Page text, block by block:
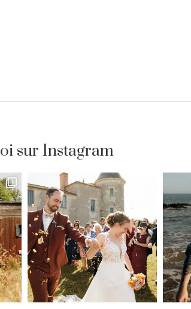
sur Instagram